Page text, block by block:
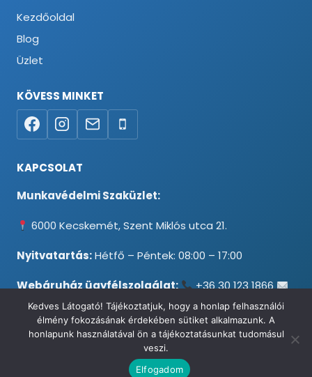
Kezdőoldal
Blog
Üzlet
KÖVESS MINKET
KAPCSOLAT
Munkavédelmi Szaküzlet:
6000 Kecskemét, Szent Miklós utca 21.
Nyitvatartás:Hétfő – Péntek: 08:00 – 17:00
Webáruház ügyfélszolgálat:
+36 30 123 1866
info@testpancel.hu
© 2026 Munkavédelmi és Ruházati Webáruház - Minden jog
Kedves Látogató! Tájékoztatjuk, hogy a honlap felhasználói
élmény fokozásának érdekében sütiket alkalmazunk. A
honlapunk használatával ön a tájékoztatásunkat tudomásul
veszi.
Elfogadom